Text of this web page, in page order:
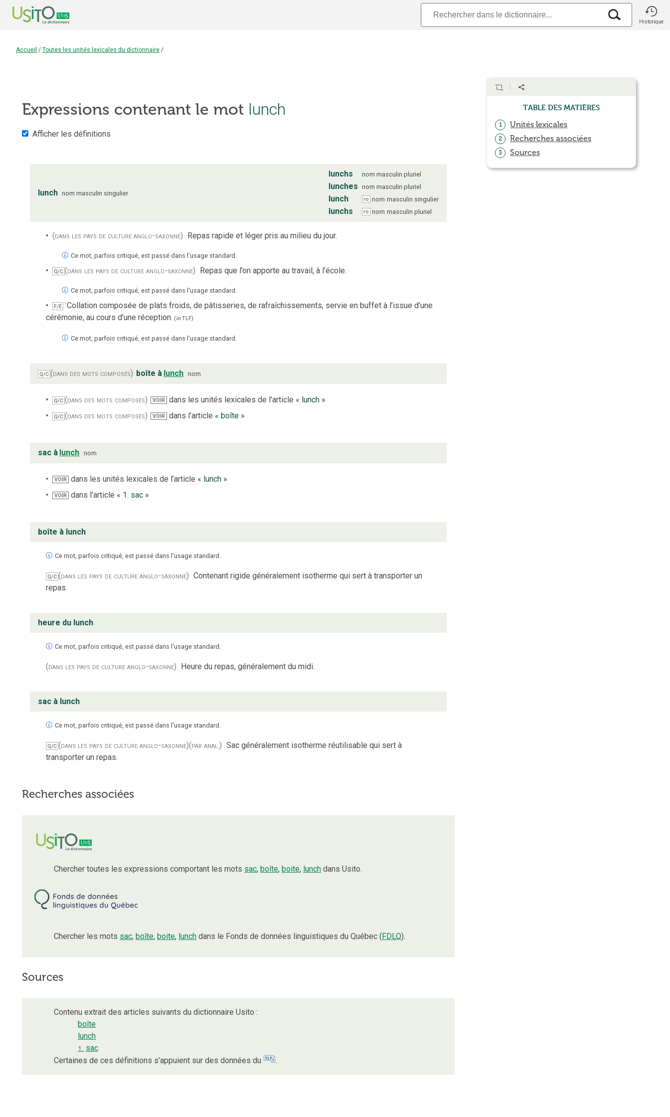
Historique
Accueil / Toutes les unités lexicales du dictionnaire /
Expressions contenant le mot lunch
Afficher les définitions
lunch nom masculin singulier
lunchs nom masculin pluriel
lunches nom masculin pluriel
lunch ro nom masculin singulier
lunchs ro nom masculin pluriel
(dans les pays de culture anglo-saxonne) Repas rapide et léger pris au milieu du jour.
Ce mot, parfois critiqué, est passé dans l'usage standard.
Q/C (dans les pays de culture anglo-saxonne) Repas que l’on apporte au travail, à l’école.
Ce mot, parfois critiqué, est passé dans l'usage standard.
F/E
Collation composée de plats froids, de pâtisseries, de rafraîchissements, servie en buffet à l’issue d’une
cérémonie, au cours d’une réception. (inTLF)
Ce mot, parfois critiqué, est passé dans l'usage standard.
Q/C (dans des mots composés) boîte à lunch nom
Q/C (dans des mots composés) VOIR dans les unités lexicales de l’article « lunch »
Q/C (dans des mots composés) VOIR dans l’article «boîte »
sac à lunch nom
VOIR dans les unités lexicales de l’article « lunch »
VOIR dans l’article « 1. sac »
boîte à lunch
Ce mot, parfois critiqué, est passé dans l'usage standard.
Q/C (dans les pays de culture anglo-saxonne) Contenant rigide généralement isotherme qui sert à transporter un
repas.
heure du lunch
Ce mot, parfois critiqué, est passé dans l'usage standard.
(dans les pays de culture anglo-saxonne) Heure du repas, généralement du midi.
sac à lunch
Ce mot, parfois critiqué, est passé dans l'usage standard.
Q/C (dans les pays de culture anglo-saxonne)(par anal.) Sac généralement isotherme réutilisable qui sert à
transporter un repas.
Recherches associées
Chercher toutes les expressions comportant les mots sac, boîte, boite, lunch dans Usito.
Chercher les mots sac, boîte, boite, lunch dans le Fonds de données linguistiques du Québec (FDLQ).
Sources
Contenu extrait des articles suivants du dictionnaire Usito :
boîte
lunch
1. sac
Certaines de ces définitions s’appuient sur des données du
.
Table des matières
1 Unités lexicales
2 Recherches associées
3 Sources